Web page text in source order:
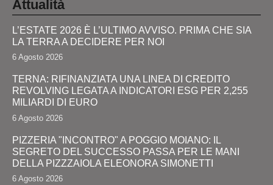
Attualità
L’ESTATE 2026 È L’ULTIMO AVVISO. PRIMA CHE SIA
LA TERRA A DECIDERE PER NOI
6 Agosto 2026
TERNA: RIFINANZIATA UNA LINEA DI CREDITO
REVOLVING LEGATA A INDICATORI ESG PER 2,255
MILIARDI DI EURO
6 Agosto 2026
PIZZERIA "INCONTRO" A POGGIO MOIANO: IL
SEGRETO DEL SUCCESSO PASSA PER LE MANI
DELLA PIZZZAIOLA ELEONORA SIMONETTI
6 Agosto 2026